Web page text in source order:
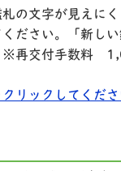
の文字が見えに
ださい。「新し
※再交付手数料
クリックしてくださ